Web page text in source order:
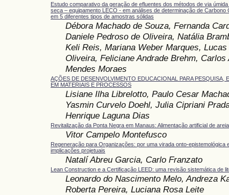
Estudo comparativo da geração de efluentes dos métodos de via
seca – equipamento LECO - em análises de determinação de Carbono
em 5 diferentes tipos de amostras sólidas
Débora Machado de Souza, Fernanda
Daniele Pedroso de Oliveira, Natália
Keli Reis, Mariana Weber Marques,
Oliveira, Feliciane Andrade Brehm, Carlos
Mendes Moraes
AÇÕES DE DESENVOLVIMENTO EDUCACIONAL PARA PESQUISA,
EM MATERIAIS E PROCESSOS
Lisiane Ilha Librelotto, Paulo Cesar
Yasmin Curvelo Doehl, Julia Cipriani
Henrique Laguna Dias
Revitalização da Ponta Negra em Manaus: Alimentação artificial de
Vitor Campelo Montefusco
Regeneração para Organizações: por uma virada onto-epistemológica
implicações projetuais
Natalí Abreu Garcia, Carlo Franzato
Lean Construction e a Certificação LEED: uma revisão sistemática de
Leonardo do Nascimento Melo, Andreza
Roberta Pereira, Luciana Rosa Leite